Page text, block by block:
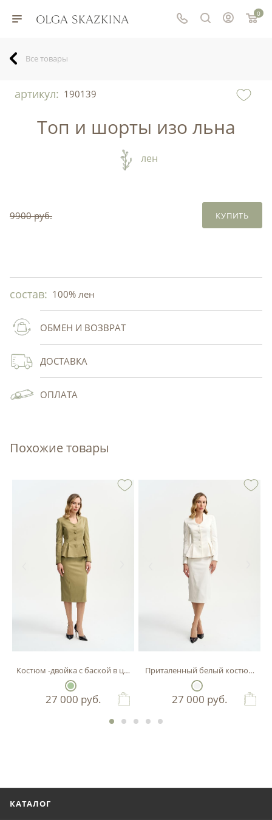
0
Все товары
артикул: 190139
Топ и шорты изо льна
лен
9900 руб. КУПИТЬ
состав: 100% лен
ОБМЕН И ВОЗВРАТ
ДОСТАВКА
ОПЛАТА
Похожие товары
Костюм -двойка с баской в цвете фисташка
27 000 руб.
Приталенный белый костюм-
27 000 руб.
КАТАЛОГ